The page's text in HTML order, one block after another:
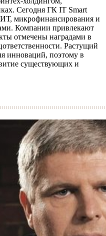
Сегодня ГК IT Smart
ИТ, микрофинансирования и
Компании привлекают
отмечены наградами в
Растущий
инноваций, поэтому в
существующих и